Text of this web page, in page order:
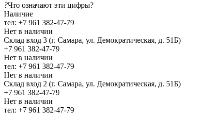
?Что означают эти цифры?
Наличие
тел: +7 961 382-47-79
Нет в наличии
Склад вход 3 (г. Самара, ул. Демократическая, д. 51Б)
+7 961 382-47-79
Нет в наличии
тел: +7 961 382-47-79
Нет в наличии
Склад вход 2 (г. Самара, ул. Демократическая, д. 51Б)
+7 961 382-47-79
Нет в наличии
тел: +7 961 382-47-79